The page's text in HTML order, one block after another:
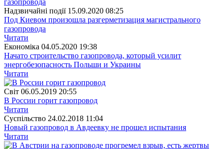
Надзвичайні події 15.09.2020 08:25
Под Киевом произошла разгерметизация магистрального
газопровода
Читати
Економіка 04.05.2020 19:38
Начато строительство газопровода, который усилит
энергобезопасность Польши и Украины
Читати
Свiт 06.05.2019 20:55
В России горит газопровод
Читати
Суспiльство 24.02.2018 11:04
Новый газопровод в Авдеевку не прошел испытания
Читати